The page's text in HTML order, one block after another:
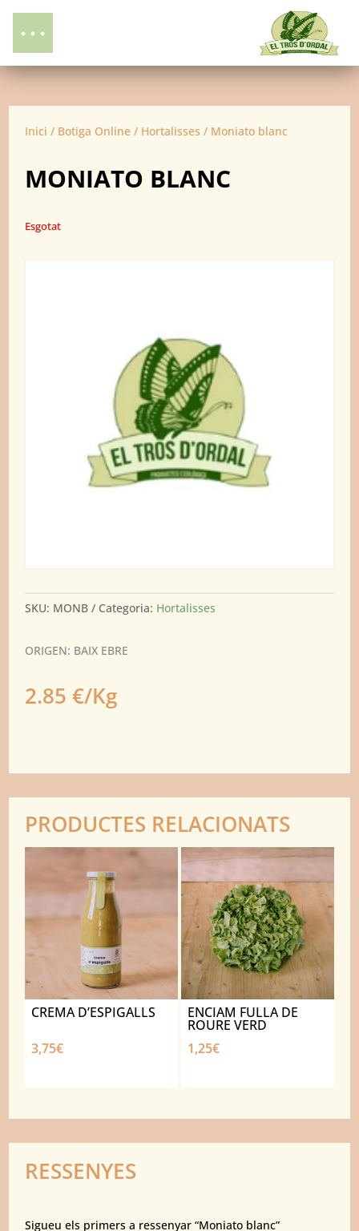
Inici / Botiga Online / Hortalisses / Moniato blanc
MONIATO BLANC
Esgotat
SKU: MONB Categoria: Hortalisses
ORIGEN: BAIX EBRE
2.85 €/Kg
PRODUCTES RELACIONATS
CREMA D’ESPIGALLS
3,75€
ENCIAM FULLA DE
ROURE VERD
1,25€
RESSENYES
Sigueu els primers a ressenyar “Moniato blanc”